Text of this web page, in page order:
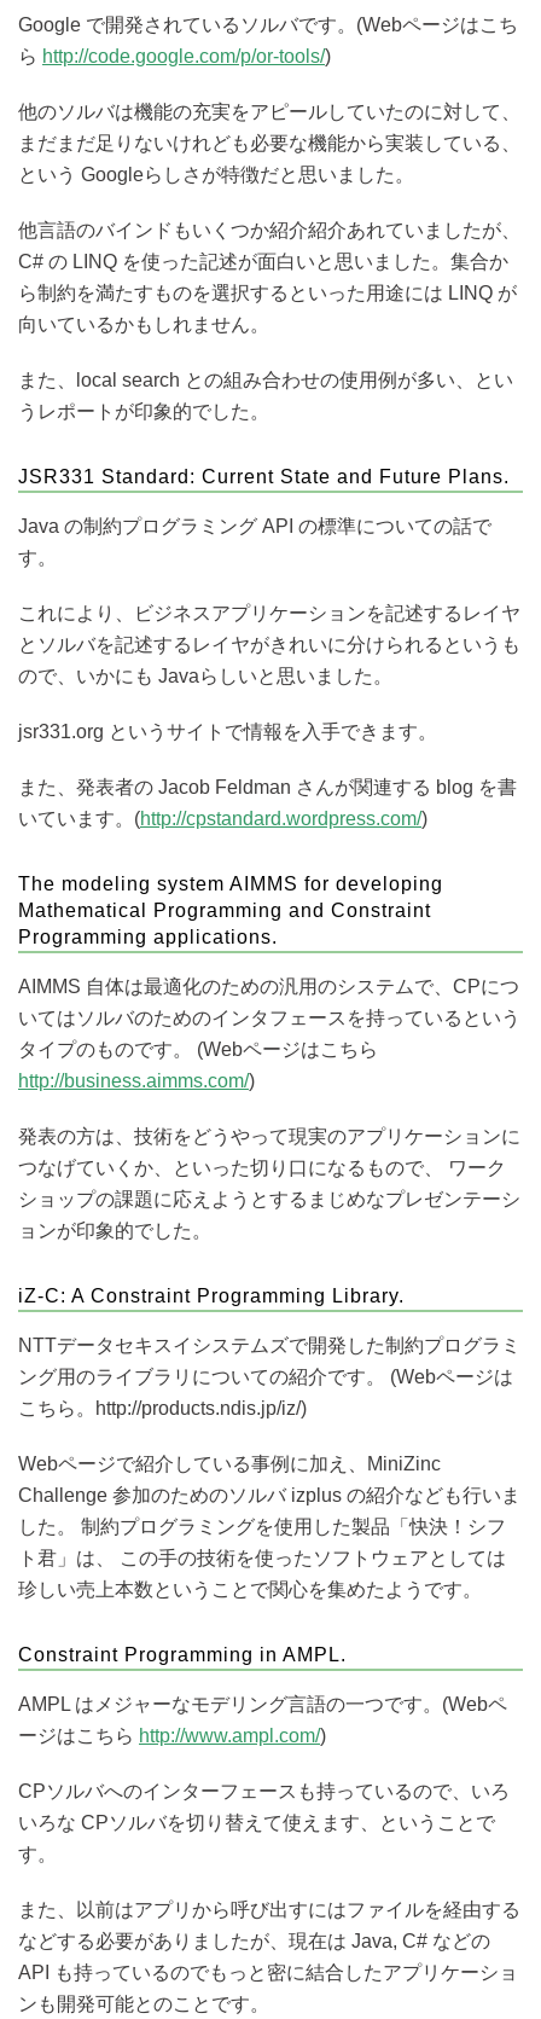
Google で開発されているソルバです。(Webページはこち
ら http://code.google.com/p/or-tools/)
他のソルバは機能の充実をアピールしていたのに対して、
まだまだ足りないけれども必要な機能から実装している、
という Googleらしさが特徴だと思いました。
他言語のバインドもいくつか紹介紹介あれていましたが、
C# の LINQ を使った記述が面白いと思いました。集合か
ら制約を満たすものを選択するといった用途には LINQ が
向いているかもしれません。
また、local search との組み合わせの使用例が多い、とい
うレポートが印象的でした。
JSR331 Standard: Current State and Future Plans.
Java の制約プログラミング API の標準についての話で
す。
これにより、ビジネスアプリケーションを記述するレイヤ
とソルバを記述するレイヤがきれいに分けられるというも
ので、いかにも Javaらしいと思いました。
jsr331.org というサイトで情報を入手できます。
また、発表者の Jacob Feldman さんが関連する blog を書
いています。(http://cpstandard.wordpress.com/)
The modeling system AIMMS for developing
Mathematical Programming and Constraint
Programming applications.
AIMMS 自体は最適化のための汎用のシステムで、CPにつ
いてはソルバのためのインタフェースを持っているという
タイプのものです。 (Webページはこちら
http://business.aimms.com/)
発表の方は、技術をどうやって現実のアプリケーションに
つなげていくか、といった切り口になるもので、 ワーク
ショップの課題に応えようとするまじめなプレゼンテーシ
ョンが印象的でした。
iZ-C: A Constraint Programming Library.
NTTデータセキスイシステムズで開発した制約プログラミ
ング用のライブラリについての紹介です。 (Webページは
こちら。http://products.ndis.jp/iz/)
Webページで紹介している事例に加え、MiniZinc
Challenge 参加のためのソルバ izplus の紹介なども行いま
した。 制約プログラミングを使用した製品「快決！シフ
ト君」は、 この手の技術を使ったソフトウェアとしては
珍しい売上本数ということで関心を集めたようです。
Constraint Programming in AMPL.
AMPL はメジャーなモデリング言語の一つです。(Webペ
ージはこちら http://www.ampl.com/)
CPソルバへのインターフェースも持っているので、いろ
いろな CPソルバを切り替えて使えます、ということで
す。
また、以前はアプリから呼び出すにはファイルを経由する
などする必要がありましたが、現在は Java, C# などの
API も持っているのでもっと密に結合したアプリケーショ
ンも開発可能とのことです。